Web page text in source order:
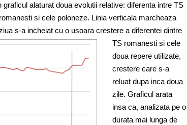
alaturat doua evolutii relative: diferenta intre TS
si cele poloneze. Linia verticala marcheaza
s-a incheiat cu o usoara crestere a diferentei dintre
TS romanesti si cele
doua repere utilizate,
crestere care s-a
reluat dupa inca doua
zile. Graficul arata
insa ca, analizata pe o
durata mai lunga de